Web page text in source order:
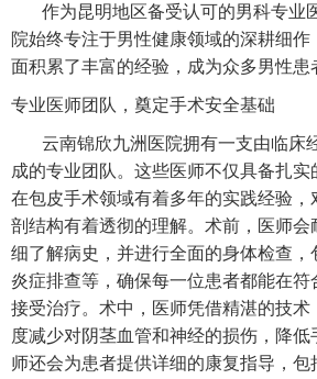
作为昆明地区备受认可的男科专业
院始终专注于男性健康领域的深耕细
面积累了丰富的经验，成为众多男性患
专业医师团队，奠定手术安全基础
云南锦欣九洲医院拥有一支由临床
成的专业团队。这些医师不仅具备扎
在包皮手术领域有着多年的实践经验，
剖结构有着透彻的理解。术前，医师会
细了解病史，并进行全面的身体检查，
炎症排查等，确保每一位患者都能在符
接受治疗。术中，医师凭借精湛的技术
度减少对阴茎血管和神经的损伤，降
师还会为患者提供详细的康复指导，包